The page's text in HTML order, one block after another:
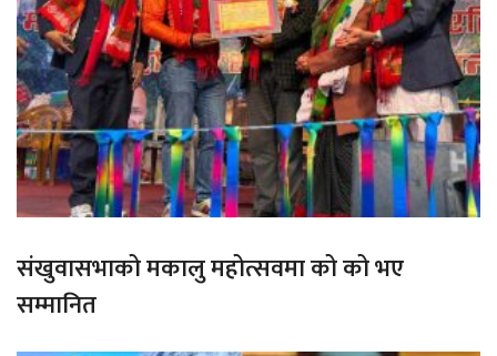
संखुवासभाको मकालु महोत्सवमा को को भए
सम्मानित